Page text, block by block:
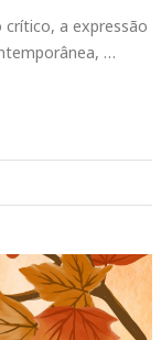
a expressão
…